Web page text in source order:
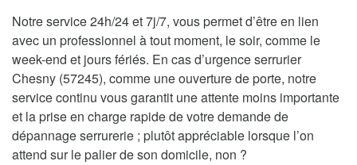
Notre service 24h/24 et 7j/7, vous permet d’être en lien
avec un professionnel à tout moment, le soir, comme le
week-end et jours fériés. En cas d’urgence serrurier
Chesny (57245), comme une ouverture de porte, notre
service continu vous garantit une attente moins importante
et la prise en charge rapide de votre demande de
dépannage serrurerie ; plutôt appréciable lorsque l’on
attend sur le palier de son domicile, non ?